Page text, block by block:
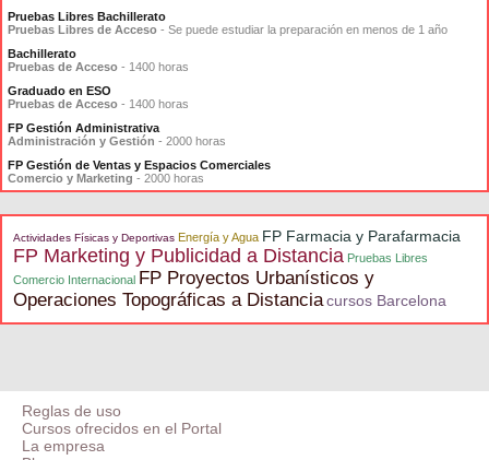
Pruebas Libres Bachillerato
Pruebas Libres de Acceso - Se puede estudiar la preparación en menos de 1 año
Bachillerato
Pruebas de Acceso - 1400 horas
Graduado en ESO
Pruebas de Acceso - 1400 horas
FP Gestión Administrativa
Administración y Gestión - 2000 horas
FP Gestión de Ventas y Espacios Comerciales
Comercio y Marketing - 2000 horas
Actividades Físicas y Deportivas Energía y Agua FP Farmacia y Parafarmacia
FP Marketing y Publicidad a Distancia Pruebas Libres
Comercio Internacional FP Proyectos Urbanísticos y
Operaciones Topográficas a Distanciacursos Barcelona
Reglas de uso
Cursos ofrecidos en el Portal
La empresa